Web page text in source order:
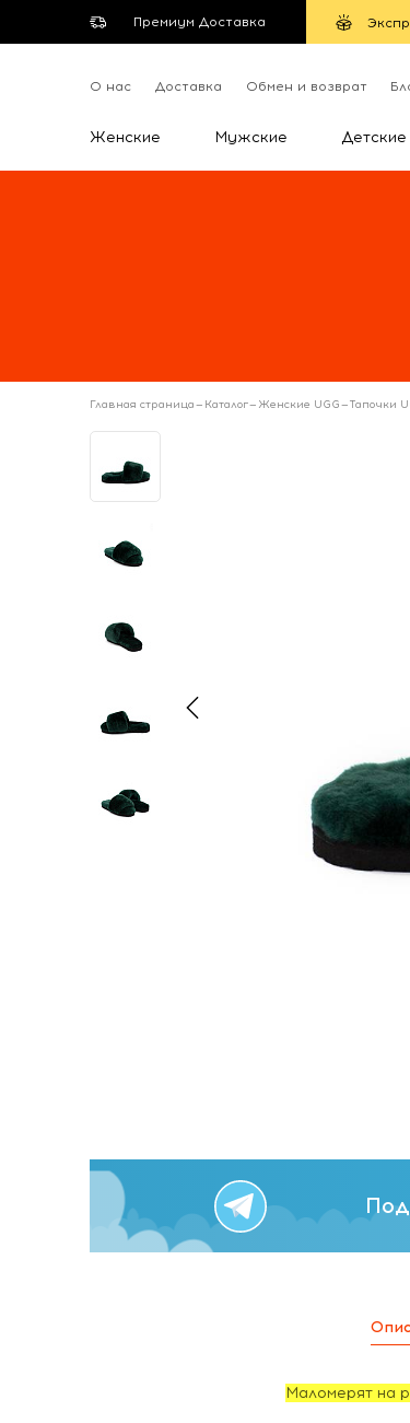
Премиум Доставка
О нас Доставка Обмен и возврат
Женские Мужские Детские
Главная страница— Каталог— Женские UGG—Тапочки
Маломерят на